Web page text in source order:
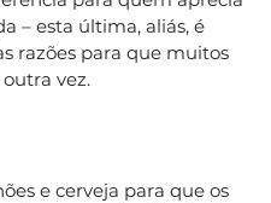
– esta última, aliás, é
razões para que muitos
vez.
e cerveja para que os